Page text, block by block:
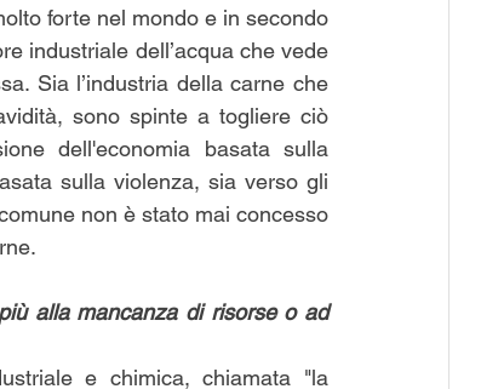
forte nel mondo e in secondo
industriale dell’acqua che vede
Sia l’industria della carne che
sono spinte a togliere ciò
dell'economia basata sulla
sulla violenza, sia verso gli
non è stato mai concesso
alla mancanza di risorse o ad
e chimica, chiamata "la